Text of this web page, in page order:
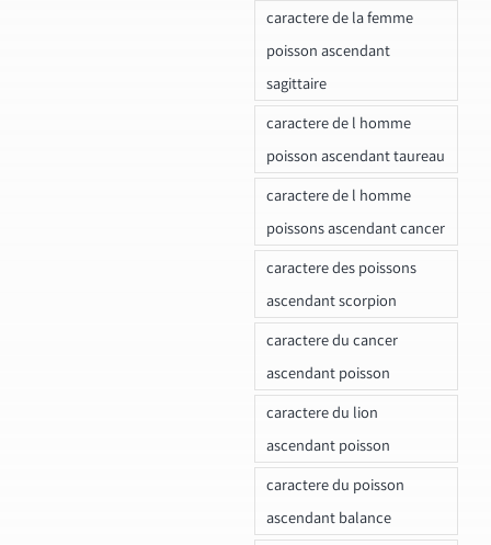
caractere de la femme
poisson ascendant
sagittaire
caractere de l homme
poisson ascendant taureau
caractere de l homme
poissons ascendant cancer
caractere des poissons
ascendant scorpion
caractere du cancer
ascendant poisson
caractere du lion
ascendant poisson
caractere du poisson
ascendant balance